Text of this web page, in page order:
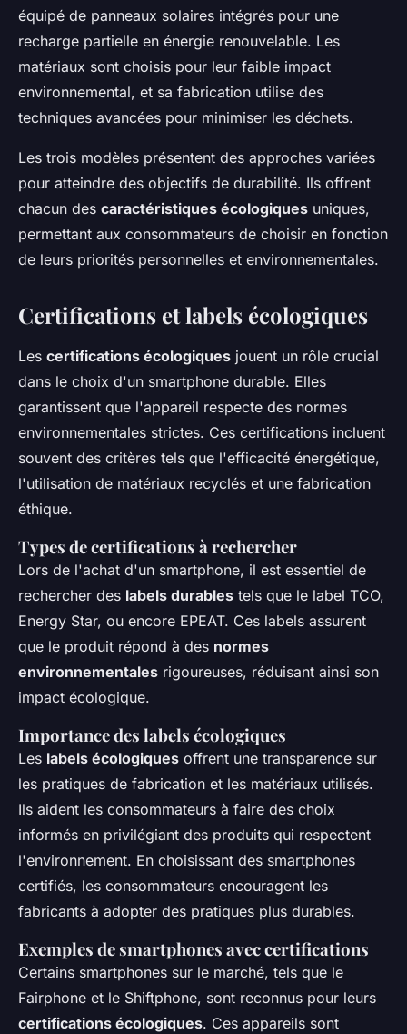
équipé de panneaux solaires intégrés pour une
recharge partielle en énergie renouvelable. Les
matériaux sont choisis pour leur faible impact
environnemental, et sa fabrication utilise des
techniques avancées pour minimiser les déchets.
Les trois modèles présentent des approches variées
pour atteindre des objectifs de durabilité. Ils offrent
chacun des caractéristiques écologiques uniques,
permettant aux consommateurs de choisir en fonction
de leurs priorités personnelles et environnementales.
Certifications et labels écologiques
Les certifications écologiques jouent un rôle crucial
dans le choix d'un smartphone durable. Elles
garantissent que l'appareil respecte des normes
environnementales strictes. Ces certifications incluent
souvent des critères tels que l'efficacité énergétique,
l'utilisation de matériaux recyclés et une fabrication
éthique.
Types de certifications à rechercher
Lors de l'achat d'un smartphone, il est essentiel de
rechercher des labels durables tels que le label TCO,
Energy Star, ou encore EPEAT. Ces labels assurent
que le produit répond à des normes
environnementales rigoureuses, réduisant ainsi son
impact écologique.
Importance des labels écologiques
Les labels écologiques offrent une transparence sur
les pratiques de fabrication et les matériaux utilisés.
Ils aident les consommateurs à faire des choix
informés en privilégiant des produits qui respectent
l'environnement. En choisissant des smartphones
certifiés, les consommateurs encouragent les
fabricants à adopter des pratiques plus durables.
Exemples de smartphones avec certifications
Certains smartphones sur le marché, tels que le
Fairphone et le Shiftphone, sont reconnus pour leurs
certifications écologiques. Ces appareils sont